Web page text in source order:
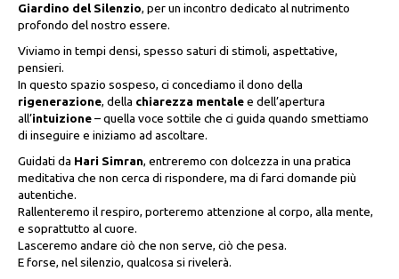
Giardino del Silenzio, per un incontro dedicato al nutrimento
profondo del nostro essere.
Viviamo in tempi densi, spesso saturi di stimoli, aspettative,
pensieri.
In questo spazio sospeso, ci concediamo il dono della
rigenerazione, della chiarezza mentalee dell’apertura
all’intuizione– quella voce sottile che ci guida quando smettiamo
di inseguire e iniziamo ad ascoltare.
Guidati da Hari Simran, entreremo con dolcezza in una pratica
meditativa che non cerca di rispondere, ma di farci domande più
autentiche.
Rallenteremo il respiro, porteremo attenzione al corpo, alla mente,
e soprattutto al cuore.
Lasceremo andare ciò che non serve, ciò che pesa.
E forse, nel silenzio, qualcosa si rivelerà.